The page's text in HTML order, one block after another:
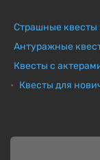
Страшные квесты
Антуражные
Квесты с
Квесты для